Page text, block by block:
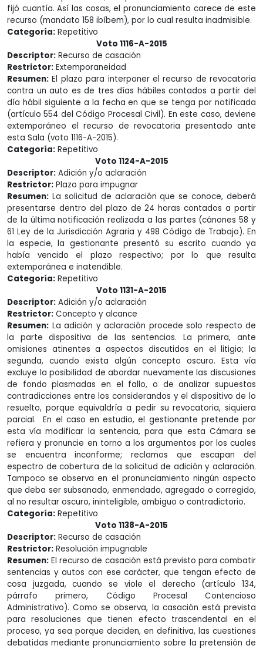
fijó cuantía. Así las cosas, el pronunciamiento carece de este
recurso (mandato 158 ibíbem), por lo cual resulta inadmisible.
Categoría: Repetitivo
Voto 1116-A-2015
Descriptor: Recurso de casación
Restrictor: Extemporaneidad
Resumen: El plazo para interponer el recurso de revocatoria
contra un auto es de tres días hábiles contados a partir del
día hábil siguiente a la fecha en que se tenga por notificada
(artículo 554 del Código Procesal Civil). En este caso, deviene
extemporáneo el recurso de revocatoria presentado ante
esta Sala (voto 1116-A-2015).
Categoría: Repetitivo
Voto 1124-A-2015
Descriptor: Adición y/o aclaración
Restrictor: Plazo para impugnar
Resumen: La solicitud de aclaración que se conoce, deberá
presentarse dentro del plazo de 24 horas contados a partir
de la última notificación realizada a las partes (cánones 58 y
61 Ley de la Jurisdicción Agraria y 498 Código de Trabajo). En
la especie, la gestionante presentó su escrito cuando ya
había vencido el plazo respectivo; por lo que resulta
extemporánea e inatendible.
Categoría: Repetitivo
Voto 1131-A-2015
Descriptor: Adición y/o aclaración
Restrictor: Concepto y alcance
Resumen: La adición y aclaración procede solo respecto de
la parte dispositiva de las sentencias. La primera, ante
omisiones atinentes a aspectos discutidos en el litigio; la
segunda, cuando exista algún concepto oscuro. Esta vía
excluye la posibilidad de abordar nuevamente las discusiones
de fondo plasmadas en el fallo, o de analizar supuestas
contradicciones entre los considerandos y el dispositivo de lo
resuelto, porque equivaldría a pedir su revocatoria, siquiera
parcial. En el caso en estudio, el gestionante pretende por
esta vía modificar la sentencia, para que esta Cámara se
refiera y pronuncie en torno a los argumentos por los cuales
se encuentra inconforme; reclamos que escapan del
espectro de cobertura de la solicitud de adición y aclaración.
Tampoco se observa en el pronunciamiento ningún aspecto
que deba ser subsanado, enmendado, agregado o corregido,
al no resultar oscuro, ininteligible, ambiguo o contradictorio.
Categoría: Repetitivo
Voto 1138-A-2015
Descriptor: Recurso de casación
Restrictor: Resolución impugnable
Resumen: El recurso de casación está previsto para combatir
sentencias y autos con ese carácter, que tengan efecto de
cosa juzgada, cuando se viole el derecho (artículo 134,
párrafo primero, Código Procesal Contencioso
Administrativo). Como se observa, la casación está prevista
para resoluciones que tienen efecto trascendental en el
proceso, ya sea porque deciden, en definitiva, las cuestiones
debatidas mediante pronunciamiento sobre la pretensión de